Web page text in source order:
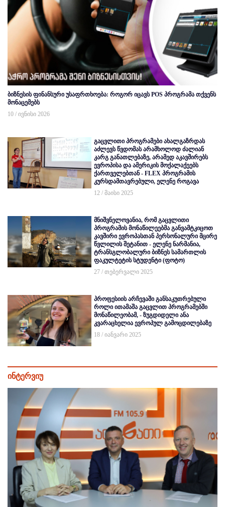
ბიზნესის ფინანსური უსაფრთხოება: როგორ იცავს POS პროგრამა თქვენს
მონაცემებს
10 / ივნისი 2026
გაცვლითი პროგრამები ახალგაზრდას
აძლევს წვდომას არამხოლოდ ძალიან
კარგ განათლებაზე, არამედ აკავშირებს
ევროპისა და ამერიკის მოქალაქეებს
ქართველებთან - FLEX პროგრამის
კურსდამთავრებული, ელენე როგავა
12 / მაისი 2025
მნიშვნელოვანია, რომ გაცვლითი
პროგრამის მონაწილეებმა განვამტკიცოთ
კავშირი ევროპასთან პერსონალური მცირე
წვლილის შეტანით - ელენე ნარმანია,
ტრანსგლობალური ბიზნეს სამართლის
ფაკულტეტის სტუდენტი (ფოტო)
27 / თებერვალი 2025
პროფესიის არჩევაში განსაკუთრებული
როლი ითამაშა გაცვლით პროგრამებში
მონაწილეობამ, - ზუგდიდელი ანა
კვარაცხელია ევროპულ გამოცდილებაზე
18 / იანვარი 2025
ინტერვიუ